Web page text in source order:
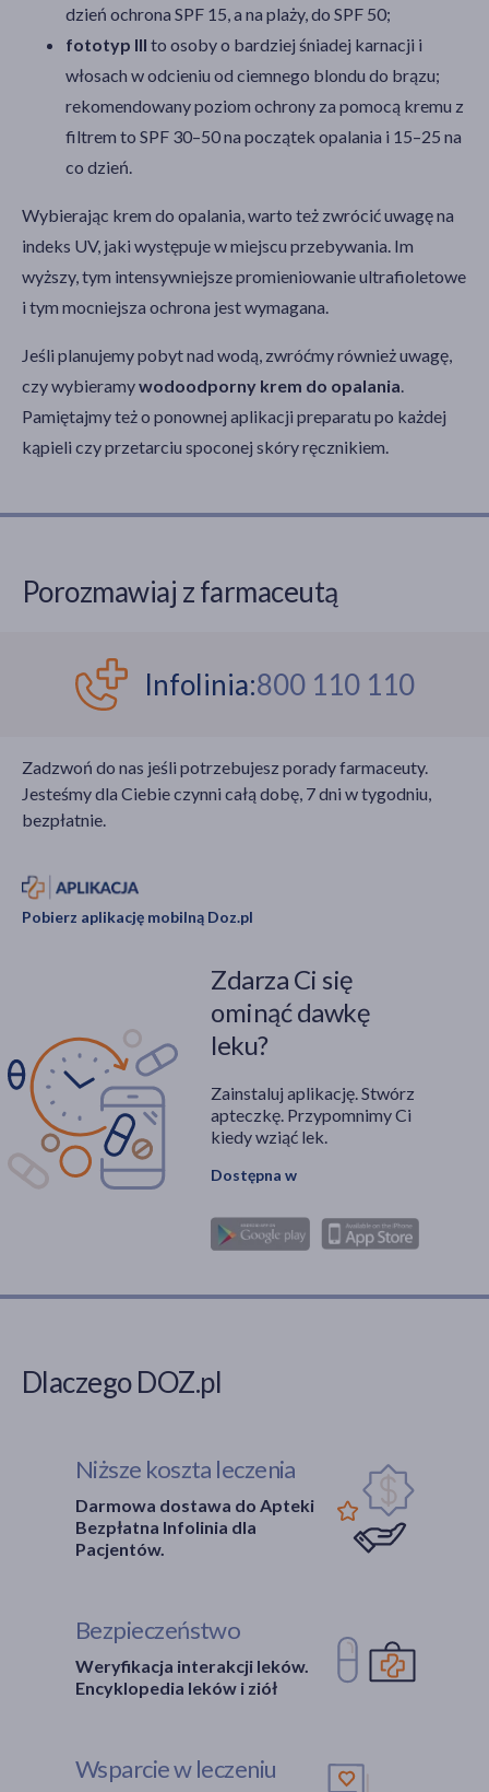
dzień ochrona SPF 15, a na plaży, do SPF 50;
fototyp III to osoby o bardziej śniadej karnacji i
włosach w odcieniu od ciemnego blondu do brązu;
rekomendowany poziom ochrony za pomocą kremu z
filtrem to SPF 30–50 na początek opalania i 15–25 na
co dzień.
Wybierając krem do opalania, warto też zwrócić uwagę na
indeks UV, jaki występuje w miejscu przebywania. Im
wyższy, tym intensywniejsze promieniowanie ultrafioletowe
i tym mocniejsza ochrona jest wymagana.
Jeśli planujemy pobyt nad wodą, zwróćmy również uwagę,
czy wybieramywodoodporny krem do opalania.
Pamiętajmy też o ponownej aplikacji preparatu po każdej
kąpieli czy przetarciu spoconej skóry ręcznikiem.
Porozmawiaj z farmaceutą
Infolinia:800 110 110
Zadzwoń do nas jeśli potrzebujesz porady farmaceuty.
Jesteśmy dla Ciebie czynni całą dobę, 7 dni w tygodniu,
bezpłatnie.
Pobierz aplikację mobilną Doz.pl
Zdarza Ci się
ominąć dawkę
leku?
Zainstaluj aplikację. Stwórz
apteczkę. Przypomnimy Ci
kiedy wziąć lek.
Dostępna w
Dlaczego DOZ.pl
Niższe koszta leczenia
Darmowa dostawa do Apteki
Bezpłatna Infolinia dla
Pacjentów.
Bezpieczeństwo
Weryfikacja interakcji leków.
Encyklopedia leków i ziół
Wsparcie w leczeniu